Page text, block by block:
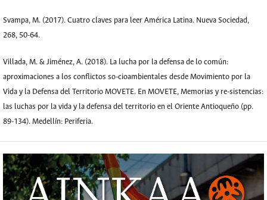
Svampa, M. (2017). Cuatro claves para leer América Latina. Nueva Sociedad,
268, 50-64.
Villada, M. & Jiménez, A. (2018). La lucha por la defensa de lo común:
aproximaciones a los conflictos so-cioambientales desde Movimiento por la
Vida y la Defensa del Territorio MOVETE. En MOVETE, Memorias y re-sistencias:
las luchas por la vida y la defensa del territorio en el Oriente Antioqueño (pp.
89-134). Medellín: Periferia.